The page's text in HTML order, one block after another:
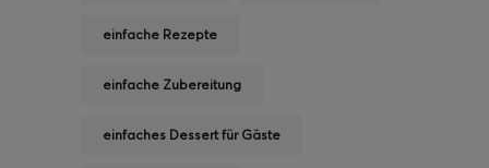
einfache Rezepte
einfache Zubereitung
einfaches Dessert für Gäste